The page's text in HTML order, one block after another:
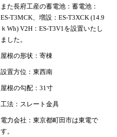
また長府工産の蓄電池：蓄電池：
ES-T3MCK、増設：ES-T3XCK (14.9
ｋWh) V2H：ES-T3V1を設置いたし
ました。
屋根の形状：寄棟
設置方位：東西南
屋根の勾配：31寸
工法：スレート金具
電力会社：東京都町田市は東電で
す。